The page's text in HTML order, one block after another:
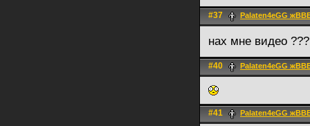
#37 Palaten4eGG
нах мне видео
#40 Palaten4eGG
#41 Palaten4eGG